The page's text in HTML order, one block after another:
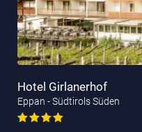
Hotel Girlanerhof
Eppan - Südtirols Süden